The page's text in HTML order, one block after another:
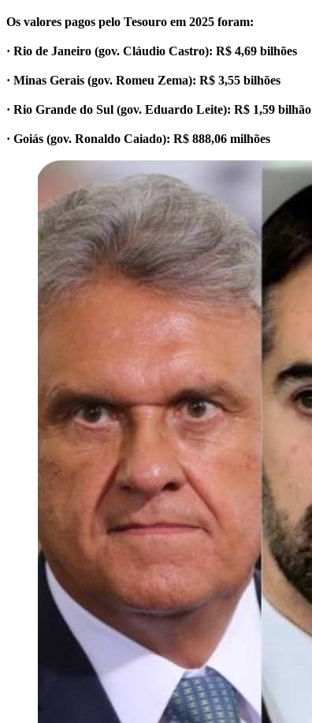
Os valores pagos pelo Tesouro em 2025 foram:
· Rio de Janeiro (gov. Cláudio Castro): R$ 4,69 bilhões
· Minas Gerais (gov. Romeu Zema): R$ 3,55 bilhões
· Rio Grande do Sul (gov. Eduardo Leite): R$ 1,59 bilhão
· Goiás (gov. Ronaldo Caiado): R$ 888,06 milhões